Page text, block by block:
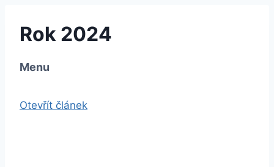
Rok 2024
Menu
Otevřít článek